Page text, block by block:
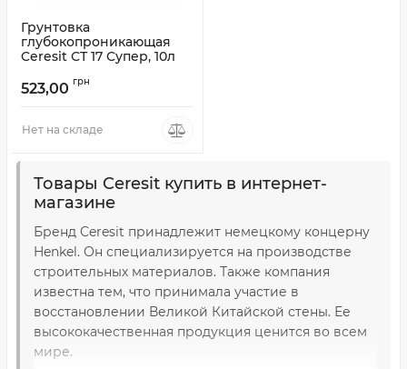
Грунтовка
глубокопроникающая
Ceresit СТ 17 Супер, 10л
523,00 грн
Нет на складе
Товары Ceresit купить в интернет-
магазине
Бренд Ceresit принадлежит немецкому концерну
Henkel. Он специализируется на производстве
строительных материалов. Также компания
известна тем, что принимала участие в
восстановлении Великой Китайской стены. Ее
высококачественная продукция ценится во всем
мире.